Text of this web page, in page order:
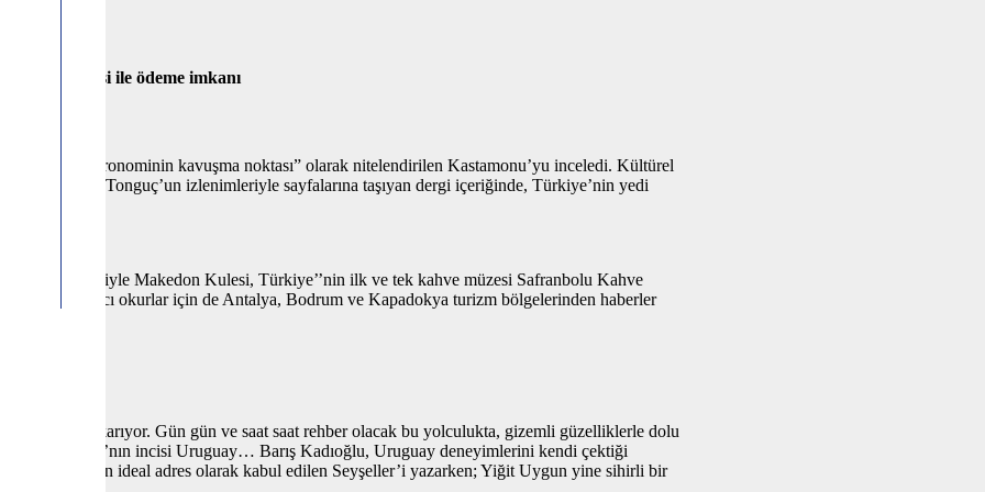
havalesi ile ödeme imkanı
tarih ve gastronominin kavuşma noktası” olarak nitelendirilen Kastamonu’yu inceledi. Kültürel
Saffet Emre Tonguç’un izlenimleriyle sayfalarına taşıyan dergi içeriğinde, Türkiye’nin yedi
olma özelliğiyle Makedon Kulesi, Türkiye’’nin ilk ve tek kahve müzesi Safranbolu Kahve
yabancı okurlar için de Antalya, Bodrum ve Kapadokya turizm bölgelerinden haberler
çıkarıyor. Gün gün ve saat saat rehber olacak bu yolculukta, gizemli güzelliklerle dolu
Güney Amerika’nın incisi Uruguay… Barış Kadıoğlu, Uruguay deneyimlerini kendi çektiği
olanlar için ideal adres olarak kabul edilen Seyşeller’i yazarken; Yiğit Uygun yine sihirli bir